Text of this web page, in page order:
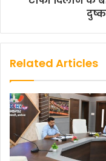
Related Articles